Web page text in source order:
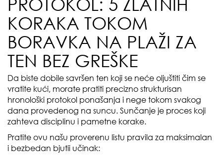
KORAKA TOKOM
BORAVKA NA PLAŽI ZA
TEN BEZ GREŠKE
Da biste dobile savršen ten koji se neće oljuštiti čim se
vratite kući, morate pratiti precizno strukturisan
hronološki protokol ponašanja i nege tokom svakog
dana provedenog na suncu. Sunčanje je proces koji
zahteva disciplinu i pametne korake.
Pratite ovu našu proverenu listu pravila za maksimalan
i bezbedan bjutii učinak: